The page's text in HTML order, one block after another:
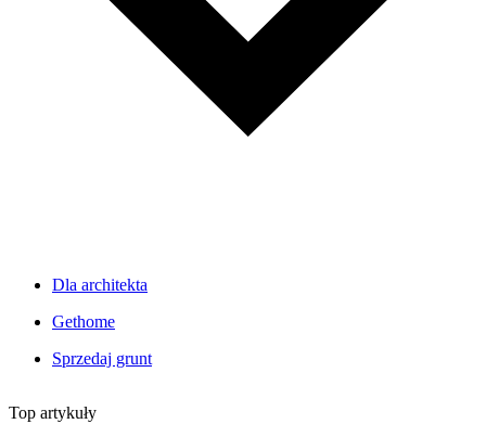
Dla architekta
Gethome
Sprzedaj grunt
Top artykuły